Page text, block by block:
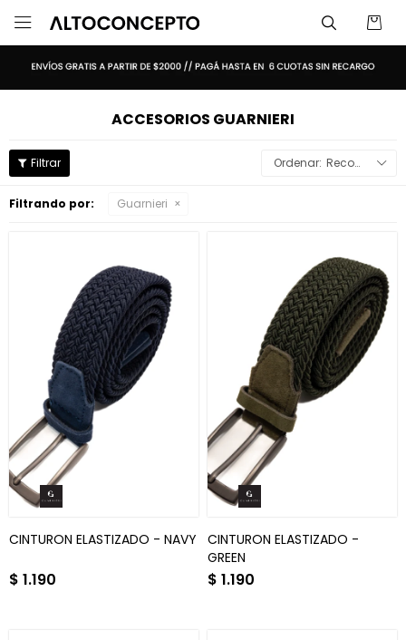

ACCESORIOS GUARNIERI
Recomendados
Filtrando por: Guarnieri
CINTURON ELASTIZADO - NAVY
$ 1.190
CINTURON ELASTIZADO -
GREEN
$ 1.190